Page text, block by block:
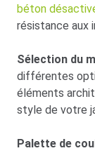
béton
résistance aux
Sélection du
différentes
éléments
style de votre
Palette de